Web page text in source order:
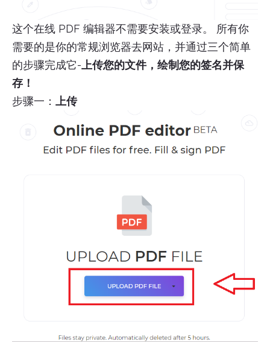
这个在线 PDF 编辑器不需要安装或登录。 所有你
需要的是你的常规浏览器去网站，并通过三个简单
的步骤完成它- 上传您的文件，绘制您的签名并保
存！
步骤一：
上传